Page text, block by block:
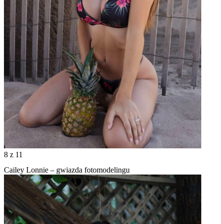
8 z 11
Cailey Lonnie – gwiazda fotomodelingu